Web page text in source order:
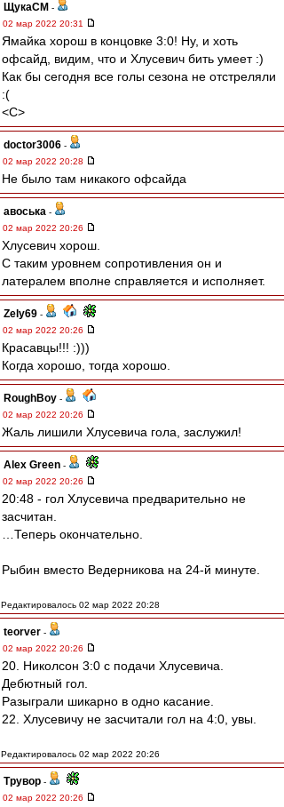
ЩукаСМ -
02 мар 2022 20:31
Ямайка хорош в концовке 3:0! Ну, и хоть
офсайд, видим, что и Хлусевич бить умеет :)
Как бы сегодня все голы сезона не отстреляли
:(
<C>
doctor3006 -
02 мар 2022 20:28
Не было там никакого офсайда
авоська -
02 мар 2022 20:26
Хлусевич хорош.
С таким уровнем сопротивления он и
латералем вполне справляется и исполняет.
Zely69 -
02 мар 2022 20:26
Красавцы!!! :)))
Когда хорошо, тогда хорошо.
RoughBoy -
02 мар 2022 20:26
Жаль лишили Хлусевича гола, заслужил!
Alex Green -
02 мар 2022 20:26
20:48 - гол Хлусевича предварительно не
засчитан.
…Теперь окончательно.
Рыбин вместо Ведерникова на 24-й минуте.
Редактировалось 02 мар 2022 20:28
teorver -
02 мар 2022 20:26
20. Николсон 3:0 с подачи Хлусевича.
Дебютный гол.
Разыграли шикарно в одно касание.
22. Хлусевичу не засчитали гол на 4:0, увы.
Редактировалось 02 мар 2022 20:26
Трувор -
02 мар 2022 20:26